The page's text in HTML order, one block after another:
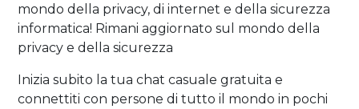
mondo della privacy, di internet e della sicurezza
informatica! Rimani aggiornato sul mondo della
privacy e della sicurezza
Inizia subito la tua chat casuale gratuita e
connettiti con persone di tutto il mondo in pochi